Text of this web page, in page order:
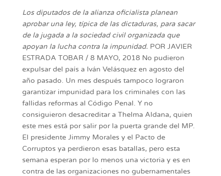
Los diputados de la alianza oficialista planean
aprobar una ley, típica de las dictaduras, para sacar
de la jugada a la sociedad civil organizada que
apoyan la lucha contra la impunidad. POR JAVIER
ESTRADA TOBAR / 8 MAYO, 2018 No pudieron
expulsar del país a Iván Velásquez en agosto del
año pasado. Un mes después tampoco lograron
garantizar impunidad para los criminales con las
fallidas reformas al Código Penal. Y no
consiguieron desacreditar a Thelma Aldana, quien
este mes está por salir por la puerta grande del MP.
El presidente Jimmy Morales y el Pacto de
Corruptos ya perdieron esas batallas, pero esta
semana esperan por lo menos una victoria y es en
contra de las organizaciones no gubernamentales